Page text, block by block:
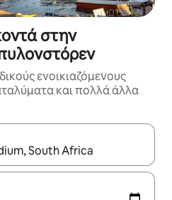
στην
ενοικιαζόμενους
και πολλά άλλα
διαθέσιμα, μπορείτε να